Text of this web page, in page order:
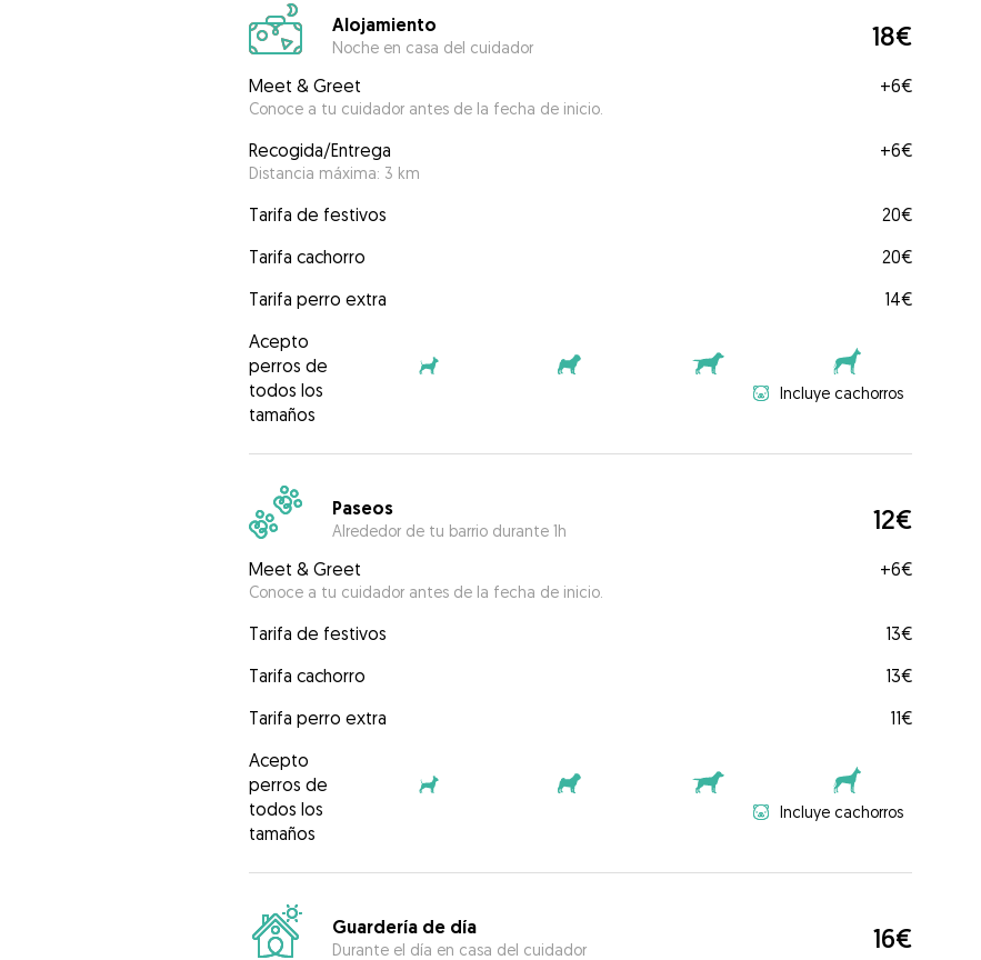
Alojamiento
Noche en casa del cuidador 18€
Meet & Greet
Conoce a tu cuidador antes de la fecha de inicio.
+6€
Recogida/Entrega
Distancia máxima: 3 km
+6€
Tarifa de festivos
20€
Tarifa cachorro
20€
Tarifa perro extra
14€
Acepto
perros de
todos los
tamaños
Incluye cachorros
Paseos
Alrededor de tu barrio durante 1h 12€
Meet & Greet
Conoce a tu cuidador antes de la fecha de inicio.
+6€
Tarifa de festivos
13€
Tarifa cachorro
13€
Tarifa perro extra
11€
Acepto
perros de
todos los
tamaños
Incluye cachorros
Guardería de día
Durante el día en casa del cuidador 16€